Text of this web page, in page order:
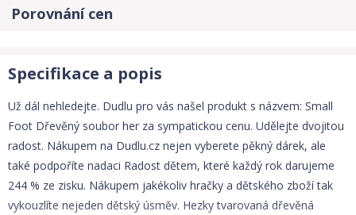
Porovnání cen
Specifikace a popis
Už dál nehledejte. Dudlu pro vás našel produkt s názvem: Small
Foot Dřevěný soubor her za sympatickou cenu. Udělejte dvojitou
radost. Nákupem na Dudlu.cz nejen vyberete pěkný dárek, ale
také podpoříte nadaci Radost dětem, které každý rok darujeme
244 % ze zisku. Nákupem jakékoliv hračky a dětského zboží tak
vykouzlíte nejeden dětský úsměv. Hezky tvarovaná dřevěná